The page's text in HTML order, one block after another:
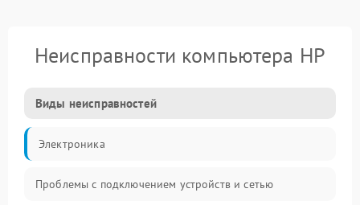
Неисправности компьютера HP
Виды неисправностей
Электроника
Проблемы с подключением устройств и сетью